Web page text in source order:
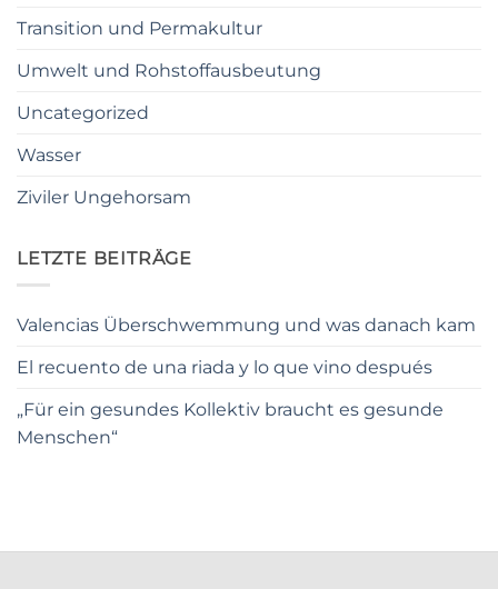
Transition und Permakultur
Umwelt und Rohstoffausbeutung
Uncategorized
Wasser
Ziviler Ungehorsam
LETZTE BEITRÄGE
Valencias Überschwemmung und was danach kam
El recuento de una riada y lo que vino después
„Für ein gesundes Kollektiv braucht es gesunde
Menschen“